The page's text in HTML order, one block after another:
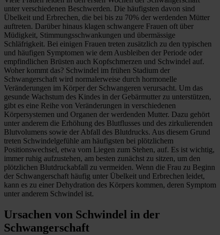
unter verschiedenen Beschwerden. Die häufigsten davon sind
Übelkeit und Erbrechen, die bei bis zu 70% der werdenden Mütter
auftreten. Darüber hinaus klagen schwangere Frauen oft über
Müdigkeit, Stimmungsschwankungen und übermässige
Schläfrigkeit. Bei einigen Frauen treten zusätzlich zu den typischen
und häufigen Symptomen wie dem Ausbleiben der Periode oder
empfindlichen Brüsten auch Kopfschmerzen und Schwindel auf.
Woher kommt das? Schwindel im frühen Stadium der
Schwangerschaft wird normalerweise durch hormonelle
Veränderungen im Körper der Schwangeren verursacht. Um das
gesunde Wachstum des Kindes in der Gebärmutter zu unterstützen,
gibt es eine Reihe von Veränderungen in verschiedenen
Körpersystemen und Organen der werdenden Mutter. Dazu gehört
unter anderem die Erhöhung des Blutflusses und des zirkulierenden
Blutvolumens sowie der Abfall des Blutdrucks. Aus diesem Grund
treten Schwindelgefühle am häufigsten bei plötzlichem
Positionswechsel, etwa vom Liegen zum Stehen, auf. Es ist wichtig,
immer ruhig aufzustehen, am besten zunächst zu sitzen, um den
plötzlichen Blutdruckabfall zu vermeiden. Wenn die Frau zu Beginn
der Schwangerschaft häufig unter Übelkeit und Erbrechen leidet,
kann es zu einer Dehydration des Körpers kommen, deren Symptom
unter anderem Schwindel ist.
Ursachen von Schwindel in der
Schwangerschaft